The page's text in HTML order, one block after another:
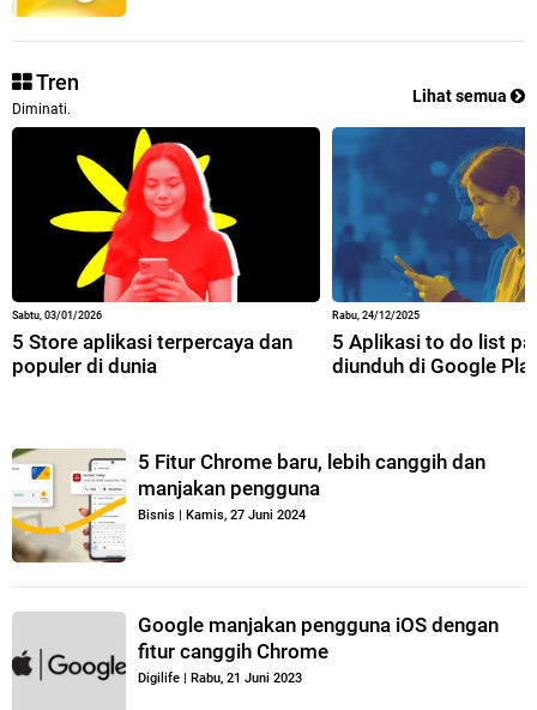
Tren
Diminati.
Lihat semua
Sabtu, 03/01/2026
5 Store aplikasi terpercaya dan
populer di dunia
Rabu, 24/12/2025
5 Aplikasi to do list
diunduh di Google
5 Fitur Chrome baru, lebih canggih dan
manjakan pengguna
Bisnis | Kamis, 27 Juni 2024
Google manjakan pengguna iOS dengan
fitur canggih Chrome
Digilife | Rabu, 21 Juni 2023